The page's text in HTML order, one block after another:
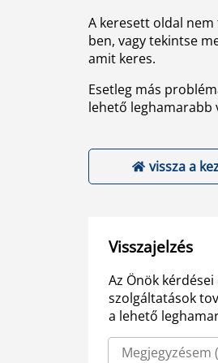
A keresett oldal nem
ben, vagy tekintse
amit keres.
Esetleg más
lehető leghamarabb
vissza a
Visszajelzés
Az Önök
szolgáltatások
a lehető